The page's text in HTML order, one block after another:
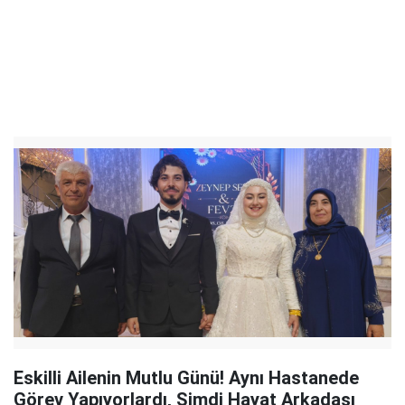
Eskilli Ailenin Mutlu Günü! Aynı Hastanede
Görev Yapıyorlardı, Şimdi Hayat Arkadaşı